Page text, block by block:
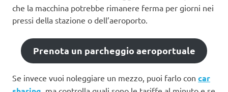
che la macchina potrebbe rimanere ferma per giorni nei
pressi della stazione o dell’aeroporto.
Prenota un parcheggio aeroportuale
Se invece vuoi noleggiare un mezzo, puoi farlo con car